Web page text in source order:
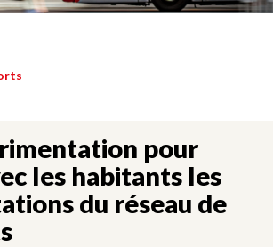
pour
les habitants les
du réseau de